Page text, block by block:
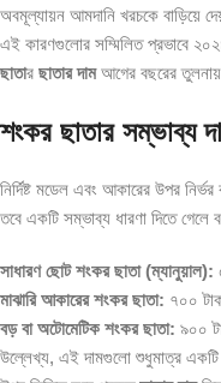
অবমূল্যায়ন আমদানি খরচকে বাড়িয়ে
এই কারণগুলোর সম্মিলিত প্রভাবে
ছাতার ছাতার দামআগের বছরের তুলনায়
শংকর ছাতার সম্ভাব্য
নির্দিষ্ট মডেল এবং আকারের উপর নির্ভর
তবে একটি সম্ভাব্য ধারণা দিতে গেলে
সাধারণ ছোট শংকর ছাতা (ম্যানুয়াল):
মাঝারি আকারের শংকর ছাতা: ৭০০
বড় বা অটোমেটিক শংকর ছাতা: ৯০০
উল্লেখ্য, এই দামগুলো শুধুমাত্র একটি